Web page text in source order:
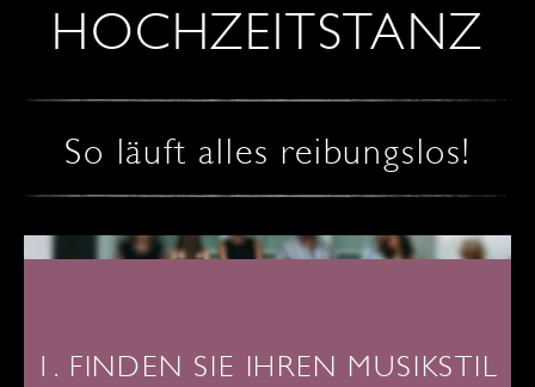
HOCHZEITSTANZ
So läuft alles reibungslos!
1. FINDEN SIE IHREN MUSIKSTIL